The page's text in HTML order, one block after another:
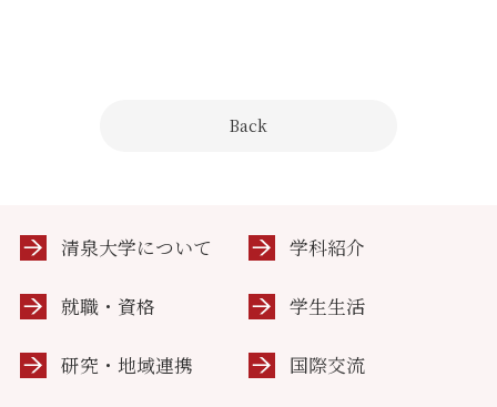
Back
清泉大学について 学科紹介
就職・資格 学生生活
研究・地域連携 国際交流